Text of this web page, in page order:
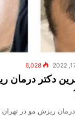
6,028
10 ” بهترین دکتر
درمان ریزش مو در